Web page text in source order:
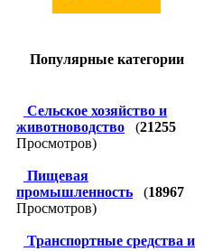
Популярные категории
Сельское хозяйство и
животноводство
(21255
Просмотров)
Пищевая
промышленность
(18967
Просмотров)
Транспортные средства и